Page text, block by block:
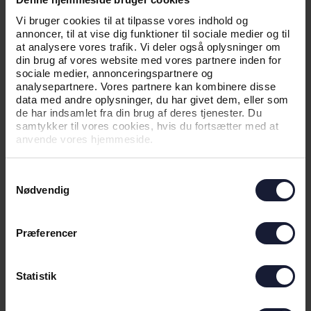
Vi bruger cookies til at tilpasse vores indhold og
annoncer, til at vise dig funktioner til sociale medier og til
at analysere vores trafik. Vi deler også oplysninger om
din brug af vores website med vores partnere inden for
sociale medier, annonceringspartnere og
analysepartnere. Vores partnere kan kombinere disse
data med andre oplysninger, du har givet dem, eller som
de har indsamlet fra din brug af deres tjenester. Du
samtykker til vores cookies, hvis du fortsætter med at
anvende vores hjemmeside.
Nødvendig
Præferencer
Statistik
EFTER EVALUERING AF FØRSTE
KAMP: OPDATEREDE
ANBEFALINGER TIL EUROPÆISK
HJEMMEBANE
NYHED